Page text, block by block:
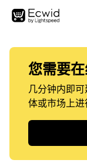
您需要
几分钟内即
体或市场上进